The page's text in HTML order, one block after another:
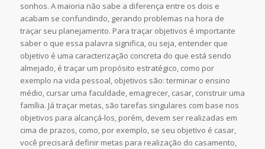
sonhos. A maioria não sabe a diferença entre os dois e
acabam se confundindo, gerando problemas na hora de
traçar seu planejamento. Para traçar objetivos é importante
saber o que essa palavra significa, ou seja, entender que
objetivo é uma caracterização concreta do que está sendo
almejado, é traçar um propósito estratégico, como por
exemplo na vida pessoal, objetivos são: terminar o ensino
médio, cursar uma faculdade, emagrecer, casar, construir uma
família. Já traçar metas, são tarefas singulares com base nos
objetivos para alcançá-los, porém, devem ser realizadas em
cima de prazos, como, por exemplo, se seu objetivo é casar,
você precisará definir metas para realização do casamento,